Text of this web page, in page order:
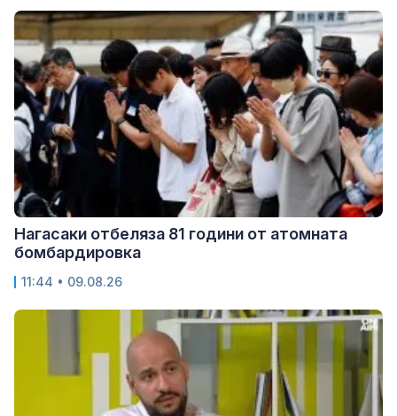
Нагасаки отбеляза 81 години от атомната
бомбардировка
11:44 • 09.08.26